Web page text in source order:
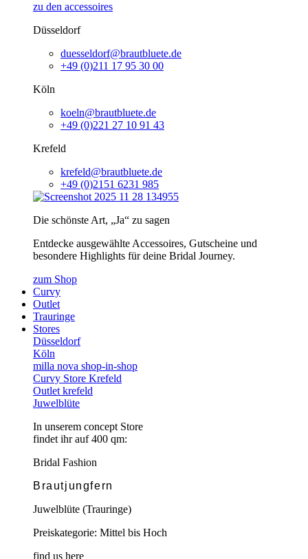
zu den accessoires
Düsseldorf
duesseldorf@brautbluete.de
+49 (0)211 17 95 30 00
Köln
koeln@brautbluete.de
+49 (0)221 27 10 91 43
Krefeld
krefeld@brautbluete.de
+49 (0)2151 6231 985
Die schönste Art, „Ja“ zu sagen
Entdecke ausgewählte Accessoires, Gutscheine und
besondere Highlights für deine Bridal Journey.
zum Shop
Curvy
Outlet
Trauringe
Stores
Düsseldorf
Köln
milla nova shop-in-shop
Curvy Store Krefeld
Outlet krefeld
Juwelblüte
In unserem concept Store
findet ihr auf 400 qm:
Bridal Fashion
Brautjungfern
Juwelblüte (Trauringe)
Preiskategorie: Mittel bis Hoch
find us here